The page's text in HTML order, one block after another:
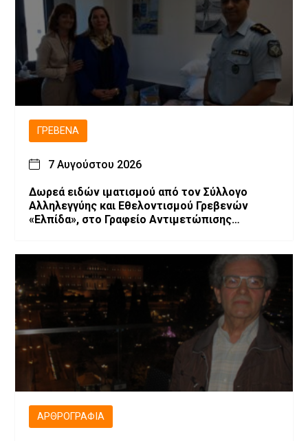
ΓΡΕΒΕΝΆ
7 Αυγούστου 2026
Δωρεά ειδών ιματισμού από τον Σύλλογο
Αλληλεγγύης και Εθελοντισμού Γρεβενών
«Ελπίδα», στο Γραφείο Αντιμετώπισης
ΑΡΘΡΟΓΡΑΦΊΑ